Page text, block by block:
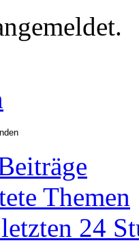
Themen
24